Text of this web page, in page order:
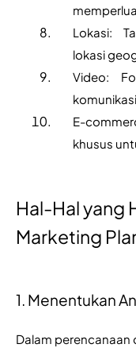
Lokasi:
lokasi
Video:
E-
khusus
Hal-Hal yang
Marketing
1. Menentukan
Dalam